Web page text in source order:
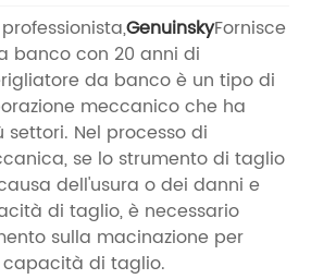
GenuinskyFornisce
banco con 20 anni di
da banco è un tipo di
meccanico che ha
Nel processo di
se lo strumento di taglio
dell'usura o dei danni e
di taglio, è necessario
sulla macinazione per
di taglio.